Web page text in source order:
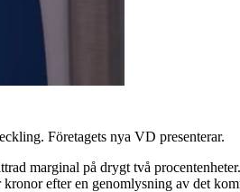
Företagets nya VD presenterar.
marginal på drygt två
efter en genomlysning av det